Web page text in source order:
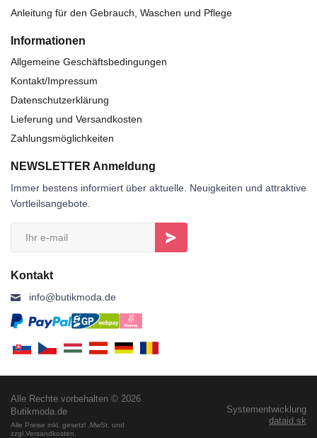
Anleitung für den Gebrauch, Waschen und Pflege
Informationen
Allgemeine Geschäftsbedingungen
Kontakt/Impressum
Datenschutzerklärung
Lieferung und Versandkosten
Zahlungsmöglichkeiten
NEWSLETTER Anmeldung
Immer bestens informiert über aktuelle. Neuigkeiten und attraktive
Vortleilsangebote.
Kontakt
info@butikmoda.de
Alle Rechte vorbehalten © 2026
Butikmoda.de
Alle Preise inkl. gesetzl .MwSt. und
zzgl.Versandkosten.
Systementwicklung
dataid.sk